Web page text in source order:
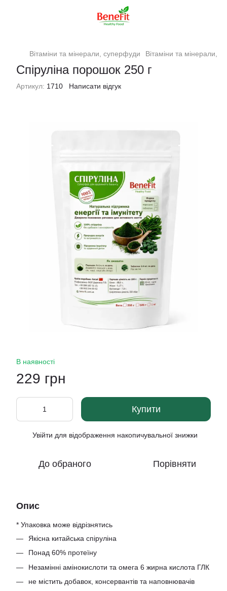
Вітаміни та мінерали, суперфуди Вітаміни та мінерали,
Спіруліна порошок 250 г
Артикул: 1710 Написати відгук
В наявності
229 грн
Купити
Увійти для відображення накопичувальної знижки
До обраного Порівняти
Опис
* Упаковка може відрізнятись
Якісна китайська спіруліна
Понад 60% протеїну
Незамінні амінокислоти та омега 6 жирна кислота ГЛК
не містить добавок, консервантів та наповнювачів